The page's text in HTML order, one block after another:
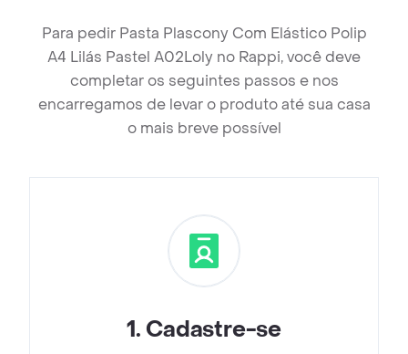
Para pedir Pasta Plascony Com Elástico Polip
A4 Lilás Pastel A02Loly no Rappi, você deve
completar os seguintes passos e nos
encarregamos de levar o produto até sua casa
o mais breve possível
1. Cadastre-se